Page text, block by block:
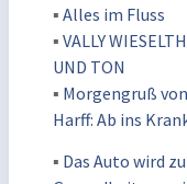
▪ Alles im Fluss
▪ VALLY
UND TON
▪ Morgengruß
Harff: Ab ins
▪ Das Auto wird